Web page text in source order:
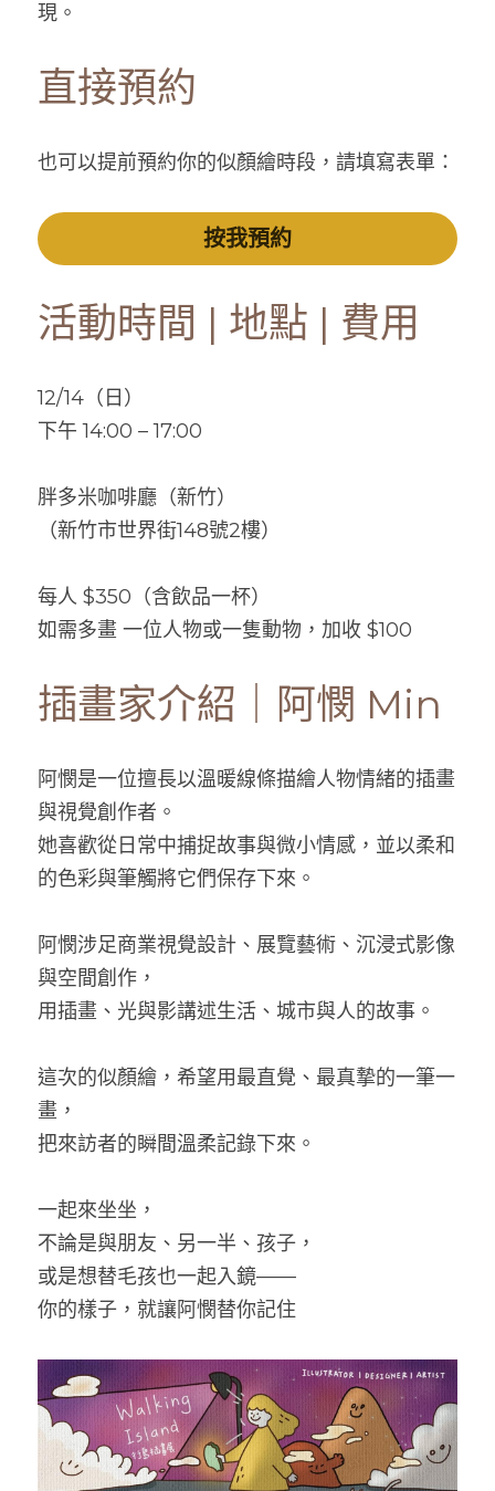
現。
直接預約
也可以提前預約你的似顏繪時段，請填寫表單：
按我預約
活動時間 | 地點 | 費用
12/14（日）
下午 14:00 – 17:00
胖多米咖啡廳（新竹）
（新竹市世界街148號2樓）
每人 $350（含飲品一杯）
如需多畫 一位人物或一隻動物，加收 $100
插畫家介紹｜阿憫 Min
阿憫是一位擅長以溫暖線條描繪人物情緒的插畫
與視覺創作者。
她喜歡從日常中捕捉故事與微小情感，並以柔和
的色彩與筆觸將它們保存下來。
阿憫涉足商業視覺設計、展覽藝術、沉浸式影像
與空間創作，
用插畫、光與影講述生活、城市與人的故事。
這次的似顏繪，希望用最直覺、最真摯的一筆一
畫，
把來訪者的瞬間溫柔記錄下來。
一起來坐坐，
不論是與朋友、另一半、孩子，
或是想替毛孩也一起入鏡——
你的樣子，就讓阿憫替你記住